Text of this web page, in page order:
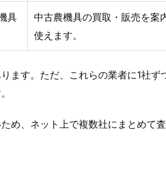
具
中古農機具の買取・販売を案
使えます。
ます。ただ、これらの業者に1社
、ネット上で複数社にまとめて